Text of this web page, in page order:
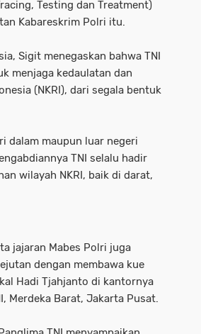
Testing dan Treatment)
Kabareskrim Polri itu.
Sigit menegaskan bahwa TNI
menjaga kedaulatan dan
(NKRI), dari segala bentuk
dalam maupun luar negeri
TNI selalu hadir
wilayah NKRI, baik di darat,
jajaran Mabes Polri juga
dengan membawa kue
Hadi Tjahjanto di kantornya
Merdeka Barat, Jakarta Pusat.